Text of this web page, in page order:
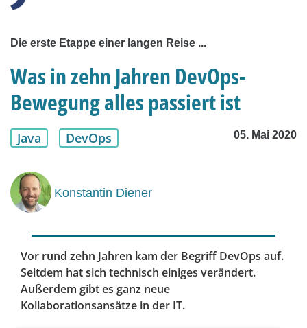
Die erste Etappe einer langen Reise ...
Was in zehn Jahren DevOps-
Bewegung alles passiert ist
Java DevOps 05. Mai 2020
Konstantin Diener
Vor rund zehn Jahren kam der Begriff DevOps auf.
Seitdem hat sich technisch einiges verändert.
Außerdem gibt es ganz neue
Kollaborationsansätze in der IT.